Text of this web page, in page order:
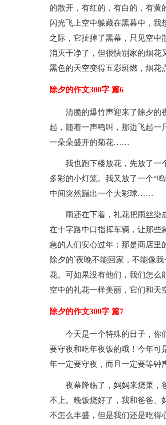
的散开，有红的，有白的，有黄
闪光飞上空中躲藏在黑暮中，我
之际，它扯掉了黑幕，只见空中
消灭干净了，但很快别家的烟花
黑色的天空变得五彩斑燃，烟花
除夕的作文300字 篇6
清脆的爆竹声迎来了除夕的
起，随着一声鸣叫，那边飞起一
一朵朵盛开的菊花……
我也跑下楼放花，先放了一
多彩的小灯笼。我又放了一个“
中间突然蹦出一个大彩球……
雨还在下着，礼花把雨丝染
在十字路中口指挥车辆，让那些
急的人们安心过年；那是商店
除夕的`夜晚不能回家，不能像
花。可如果没有他们，我们怎么
空中的礼花一样美丽，它们和天
除夕的作文300字 篇7
今天是一个特殊的日子，你
要守夜和吃年夜饭的哦！今年可
年一定要守夜，而且一定要等钟
夜幕降临了，妈妈来烧菜，
不上。晚饭烧好了，我和爸爸、
不怎么丰盛，但是我们还是吃得